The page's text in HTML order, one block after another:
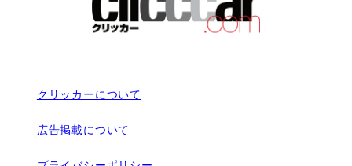
クリッカーについて
広告掲載について